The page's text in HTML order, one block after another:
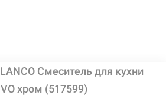
Смеситель для кухни
хром (517599)